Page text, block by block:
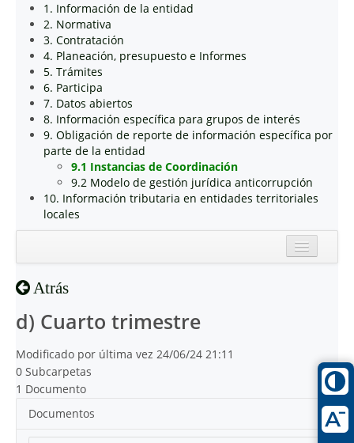
1. Información de la entidad
2. Normativa
3. Contratación
4. Planeación, presupuesto e Informes
5. Trámites
6. Participa
7. Datos abiertos
8. Información específica para grupos de interés
9. Obligación de reporte de información específica por
parte de la entidad
9.1 Instancias de Coordinación
9.2 Modelo de gestión jurídica anticorrupción
10. Información tributaria en entidades territoriales
locales
Atrás
d) Cuarto trimestre
Modificado por última vez 24/06/24 21:11
0 Subcarpetas
1 Documento
Documentos